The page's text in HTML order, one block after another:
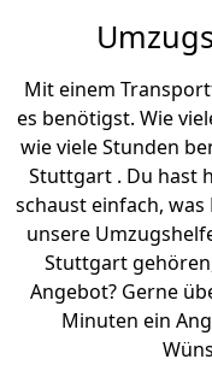
Mit einem
es benötigst. Wie
wie viele Stunden
Stuttgart . Du hast
schaust einfach,
unsere
Stuttgart
Angebot? Gerne
Minuten ein